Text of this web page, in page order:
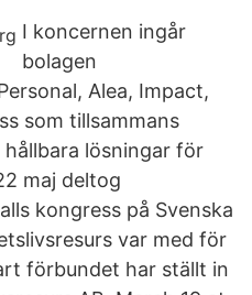
I koncernen ingår
bolagen
Alea, Impact,
som tillsammans
lösningar för
maj deltog
kongress på Svenska
var med för
förbundet har ställt in